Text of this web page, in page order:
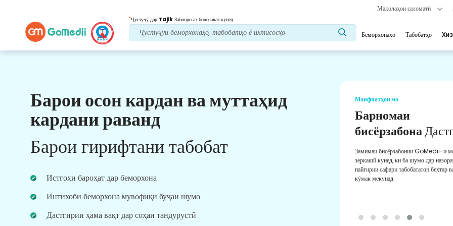
Мақолаҳои саломатӣ
*Ҷустуҷӯ дар Tajik Забонро аз боло иваз кунед.
Беморхонаҳо Табобатҳо
Барои осон кардан ва муттаҳид
кардани раванд
Барои гирифтани табобат
Истгоҳи бароҳат дар беморхона
Интихоби беморхона мувофиқи буҷаи шумо
Дастгирии ҳама вақт дар соҳаи тандурустӣ
бо табибони ботаҷрибаи мо
Манфиатҳои мо
Барномаи
Дастгирӣ
Замимаи бисёрзабонии GoMedii-и моро
зеркашӣ кунед, ки ба шумо дар назорат ва
пайгирии сафари табобататон беҳтар ва дақиқ